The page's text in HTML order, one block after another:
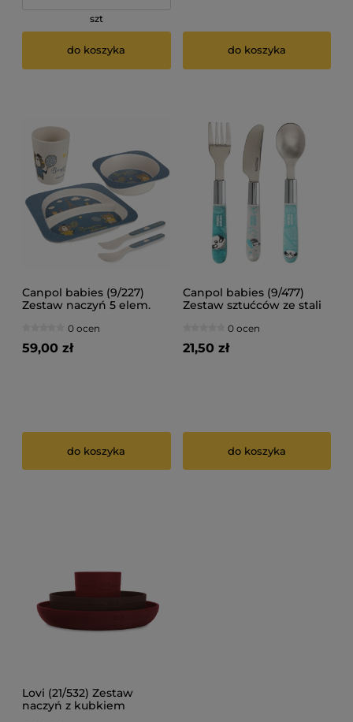
szt
do koszyka do koszyka
Canpol babies (9/227)
Zestaw naczyń 5 elem.
0 ocen
59,00 zł
do koszyka
Canpol babies (9/477)
Zestaw sztućców ze stali
ANIMALS0 ocen
21,50 zł
do koszyka
Lovi (21/532) Zestaw
naczyń z kubkiem